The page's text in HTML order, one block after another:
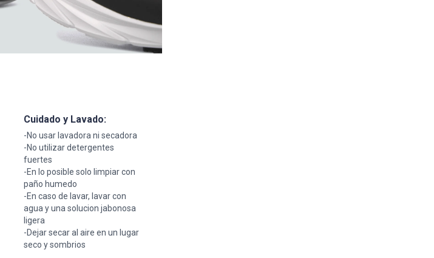
Cuidado y Lavado:
-No usar lavadora ni secadora
-No utilizar detergentes
fuertes
-En lo posible solo limpiar con
paño humedo
-En caso de lavar, lavar con
agua y una solucion jabonosa
ligera
-Dejar secar al aire en un lugar
seco y sombrios